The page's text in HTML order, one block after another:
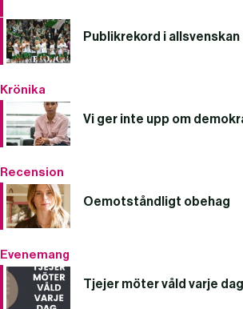
Publikrekord i allsvenskan
Krönika
Vi ger inte upp om
Recension
Oemotståndligt obehag
Evenemang
Tjejer möter våld varje dag